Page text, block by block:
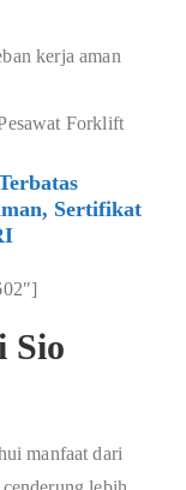
kerja aman
Forklift
Sertifikat
Sio
manfaat dari